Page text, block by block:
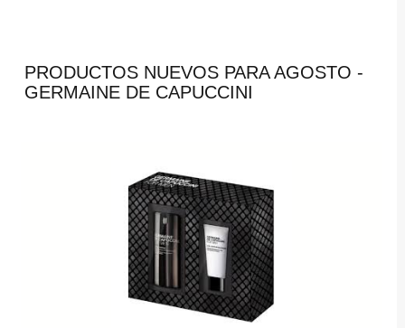
PRODUCTOS NUEVOS PARA AGOSTO -
GERMAINE DE CAPUCCINI